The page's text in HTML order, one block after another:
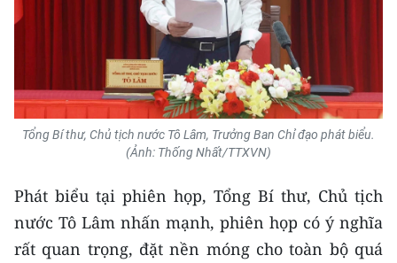
Trung du và miền núi phía Bắc
Đồng bằng sông Hồng
Bắc Trung Bộ
Duyên hải Nam Trung Bộ và Tây
Đông Nam Bộ
Đồng bằng sông Cửu Long
Tổng Bí thư, Chủ tịch nước Tô Lâm, Trưởng Ban Chỉ đạo phát biểu.
(Ảnh: Thống Nhất/TTXVN)
Phát biểu tại phiên họp, Tổng Bí thư, Chủ tịch
nước Tô Lâm nhấn mạnh, phiên họp có ý nghĩa
rất quan trọng, đặt nền móng cho toàn bộ quá